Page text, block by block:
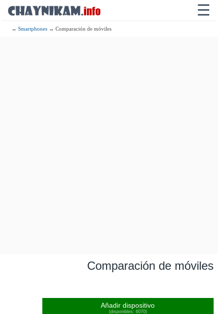
☰
→Smartphones → Comparación de móviles
Comparación de móviles
Añadir dispositivo
(disponibles: 6070)